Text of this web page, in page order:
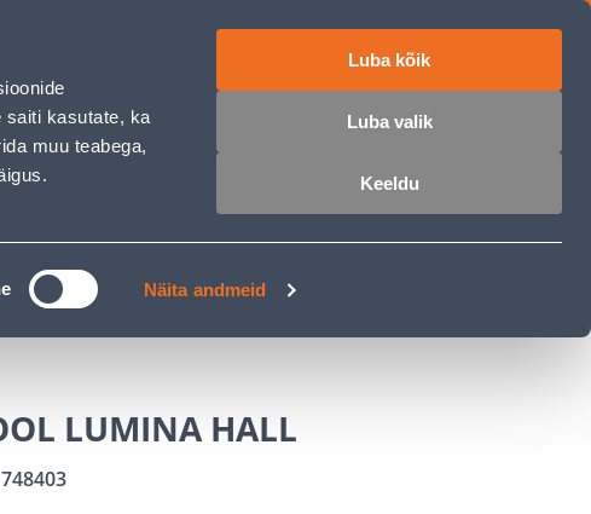
saiti kasutate, ka
muu teabega,
Näita andmeid
Luba kõik
Luba valik
Keeldu
Logi sisse
JÄRELMAKS
LUMINA HALL
748403